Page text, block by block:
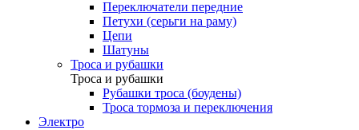
Переключатели передние
Петухи (серьги на раму)
Цепи
Шатуны
Троса и рубашки
Троса и рубашки
Рубашки троса (боудены)
Троса тормоза и переключения
Электро